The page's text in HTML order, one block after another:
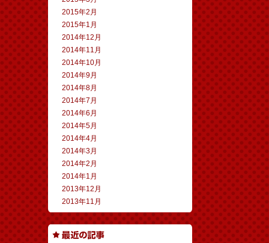
2015年2月
2015年1月
2014年12月
2014年11月
2014年10月
2014年9月
2014年8月
2014年7月
2014年6月
2014年5月
2014年4月
2014年3月
2014年2月
2014年1月
2013年12月
2013年11月